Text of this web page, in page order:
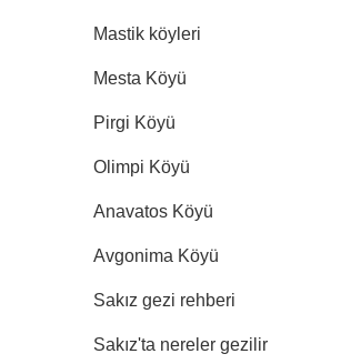
Mastik köyleri
Mesta Köyü
Pirgi Köyü
Olimpi Köyü
Anavatos Köyü
Avgonima Köyü
Sakız gezi rehberi
Sakız'ta nereler gezilir